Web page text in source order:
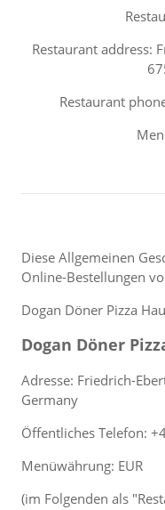
Restaurant address:
Restaurant
Diese Allgemeinen
Online-Bestellungen
Dogan Döner Pizza
Dogan Döner
Adresse: Friedrich-
Germany
Öffentliches Telefon:
Menüwährung: EUR
(im Folgenden als